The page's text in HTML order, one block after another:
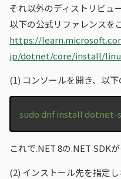
それ以外のディストリビュ
以下の公式リファレンスを
https://
jp/dotnet/core/install/
(1) コンソールを開き、以下
sudo dnf install dotnet-
これで.NET 8の.NET SDK
(2) インストール先を指定